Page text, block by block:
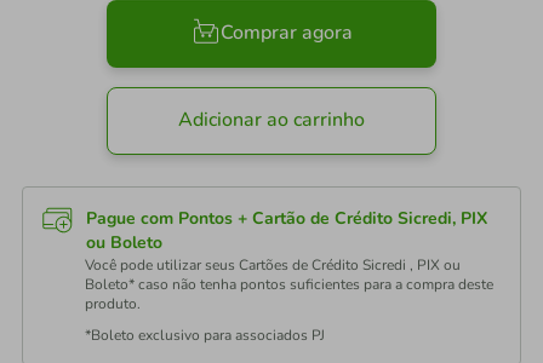
Comprar agora
Adicionar ao carrinho
Pague com Pontos + Cartão de Crédito Sicredi, PIX
ou Boleto
Você pode utilizar seus Cartões de Crédito Sicredi , PIX ou
Boleto* caso não tenha pontos suficientes para a compra deste
produto.
*Boleto exclusivo para associados PJ